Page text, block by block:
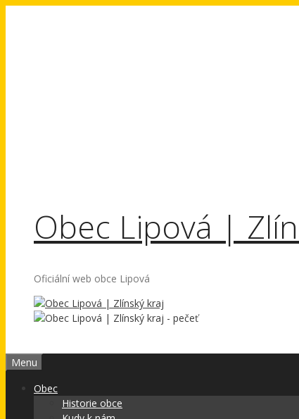
Obec Lipová |
Oficiální web obce Lipová
Menu
Obec
Historie obce